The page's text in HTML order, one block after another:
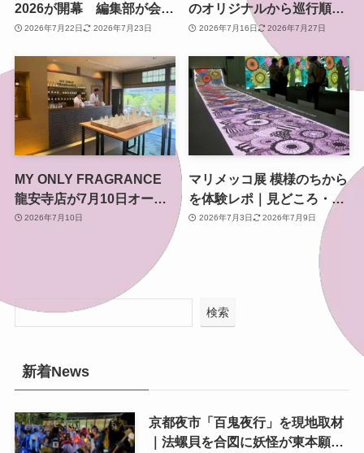
2026が開幕 編集部が会場
で見つけた限定文具や人気
2026年7月22日 2026年7月23日
のオリジナルから巡行順手
ぬぐいまで、買える場所も
2026年7月16日 2026年7月27日
MY ONLY FRAGRANCE
龍安寺店が7月10日オープ
ン 京都のオーダーメイド
2026年7月10日
マリメッコ展 模様のちから
を体験レポ｜見どころ・グ
ッズ・所要時間を京都文化
2026年7月3日 2026年7月9日
検索
新着News
京都夜市「百鬼夜行」を現地取材
｜法螺貝を合図に妖怪が東本願寺